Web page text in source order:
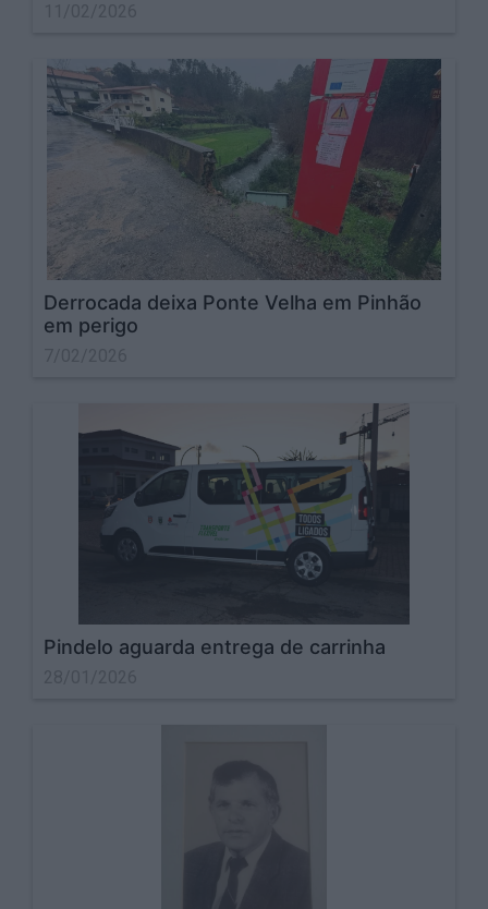
Derrocada deixa Ponte Velha em Pinhão
em perigo
Pindelo aguarda entrega de carrinha